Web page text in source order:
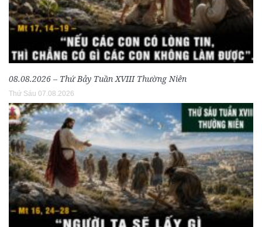
08.08.2026 – Thứ Bảy Tuần XVIII Thường Niên
Thứ Sáu 07.08.2026